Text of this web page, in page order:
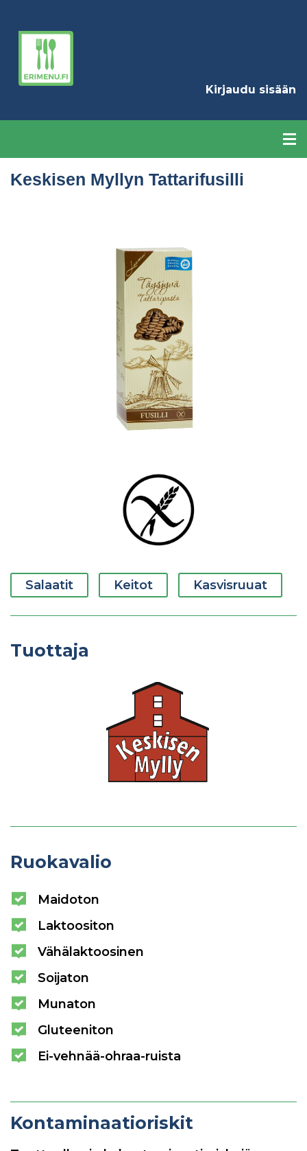
Kirjaudu sisään
Keskisen Myllyn Tattarifusilli
Salaatit Keitot Kasvisruuat
Tuottaja
Ruokavalio
Maidoton
Laktoositon
Vähälaktoosinen
Soijaton
Munaton
Gluteeniton
Ei-vehnää-ohraa-ruista
Kontaminaatioriskit